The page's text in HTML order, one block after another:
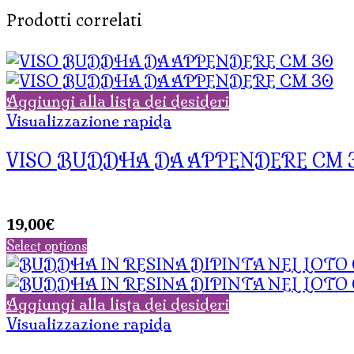
Prodotti correlati
Aggiungi alla lista dei desideri
Visualizzazione rapida
VISO BUDDHA DA APPENDERE CM
19,00€
Select options
Aggiungi alla lista dei desideri
Visualizzazione rapida